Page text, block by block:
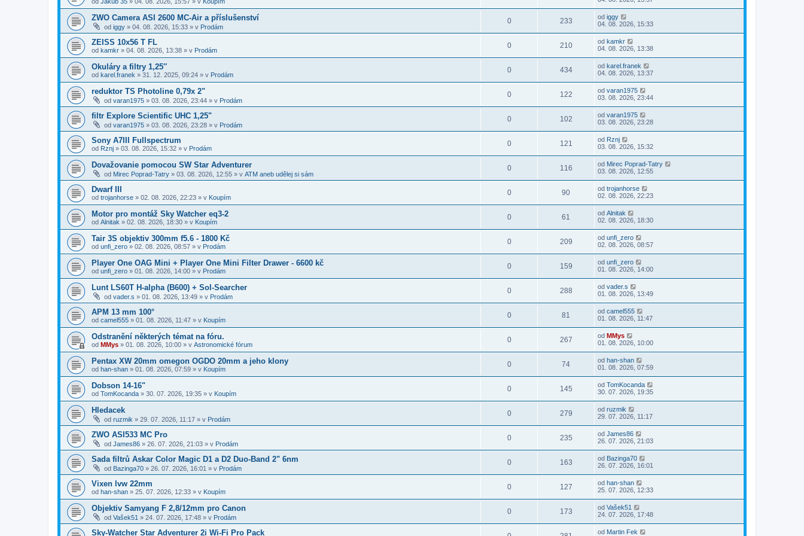
ZWO Camera ASI 2600 MC-Air a příslušenství
od iggy » 04. 08. 2026, 15:33 » v Prodám
0 233 od iggy
04. 08. 2026, 15:33
ZEISS 10x56 T FL
od kamkr » 04. 08. 2026, 13:38 » v Prodám
0 210 od kamkr
04. 08. 2026, 13:38
Okuláry a filtry 1,25″
od karel.franek » 31. 12. 2025, 09:24 » v Prodám
0 434 od karel.franek
04. 08. 2026, 13:37
reduktor TS Photoline 0,79x 2"
od varan1975 » 03. 08. 2026, 23:44 » v Prodám
0 122 od varan1975
03. 08. 2026, 23:44
filtr Explore Scientific UHC 1,25"
od varan1975 » 03. 08. 2026, 23:28 » v Prodám
0 102 od varan1975
03. 08. 2026, 23:28
Sony A7III Fullspectrum
od Rznj » 03. 08. 2026, 15:32 » v Prodám
0 121 od Rznj
03. 08. 2026, 15:32
Dovažovanie pomocou SW Star Adventurer
od Mirec Poprad-Tatry » 03. 08. 2026, 12:55 » v ATM aneb udělej si sám
0 116 od Mirec Poprad-Tatry
03. 08. 2026, 12:55
Dwarf III
od trojanhorse » 02. 08. 2026, 22:23 » v Koupím
0 90 od trojanhorse
02. 08. 2026, 22:23
Motor pro montáž Sky Watcher eq3-2
od Alnitak » 02. 08. 2026, 18:30 » v Koupím
0 61 od Alnitak
02. 08. 2026, 18:30
Tair 3S objektiv 300mm f5.6 - 1800 Kč
od unfi_zero » 02. 08. 2026, 08:57 » v Prodám
0 209 od unfi_zero
02. 08. 2026, 08:57
Player One OAG Mini + Player One Mini Filter Drawer - 6600 kč
od unfi_zero » 01. 08. 2026, 14:00 » v Prodám
0 159 od unfi_zero
01. 08. 2026, 14:00
Lunt LS60T H-alpha (B600) + Sol-Searcher
od vader.s » 01. 08. 2026, 13:49 » v Prodám
0 288 od vader.s
01. 08. 2026, 13:49
APM 13 mm 100°
od camel555 » 01. 08. 2026, 11:47 » v Koupím
0 81 od camel555
01. 08. 2026, 11:47
Odstranění některých témat na fóru.
od MMys » 01. 08. 2026, 10:00 » v Astronomické fórum
0 267 od MMys
01. 08. 2026, 10:00
Pentax XW 20mm omegon OGDO 20mm a jeho klony
od han-shan » 01. 08. 2026, 07:59 » v Koupím
0 74 od han-shan
01. 08. 2026, 07:59
Dobson 14-16"
od TomKocanda » 30. 07. 2026, 19:35 » v Koupím
0 145 od TomKocanda
30. 07. 2026, 19:35
Hledacek
od ruzmik » 29. 07. 2026, 11:17 » v Prodám
0 279 od ruzmik
29. 07. 2026, 11:17
ZWO ASI533 MC Pro
od James86 » 26. 07. 2026, 21:03 » v Prodám
0 235 od James86
26. 07. 2026, 21:03
Sada filtrů Askar Color Magic D1 a D2 Duo-Band 2" 6nm
od Bazinga70 » 26. 07. 2026, 16:01 » v Prodám
0 163 od Bazinga70
26. 07. 2026, 16:01
Vixen lvw 22mm
od han-shan » 25. 07. 2026, 12:33 » v Koupím
0 127 od han-shan
25. 07. 2026, 12:33
Objektiv Samyang F 2,8/12mm pro Canon
od Vašek51 » 24. 07. 2026, 17:48 » v Prodám
0 173 od Vašek51
24. 07. 2026, 17:48
Sky-Watcher Star Adventurer 2i Wi-Fi Pro Pack od Martin Fek